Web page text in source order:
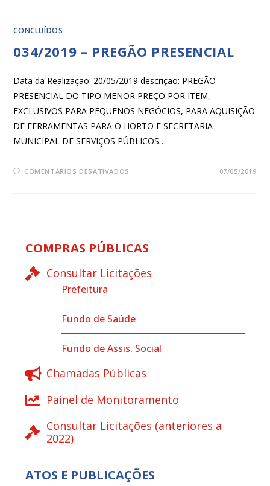
CONCLUÍDOS
034/2019 – PREGÃO PRESENCIAL
Data da Realização: 20/05/2019 descrição: PREGÃO
PRESENCIAL DO TIPO MENOR PREÇO POR ITEM,
EXCLUSIVOS PARA PEQUENOS NEGÓCIOS, PARA AQUISIÇÃO
DE FERRAMENTAS PARA O HORTO E SECRETARIA
MUNICIPAL DE SERVIÇOS PÚBLICOS…
COMENTÁRIOS DESATIVADOS 07/05/2019
COMPRAS PÚBLICAS
Consultar Licitações
Prefeitura
Fundo de Saúde
Fundo de Assis. Social
Chamadas Públicas
Painel de Monitoramento
Consultar Licitações (anteriores a
2022)
ATOS E PUBLICAÇÕES